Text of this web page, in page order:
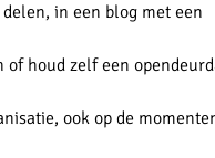
in een blog met een
houd zelf een
ook op de